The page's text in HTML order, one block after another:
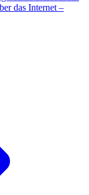
das Internet –